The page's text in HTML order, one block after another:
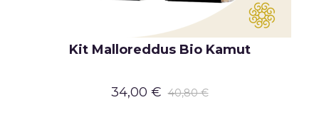
Kit Malloreddus Bio Kamut
34,00 € 40,80 €